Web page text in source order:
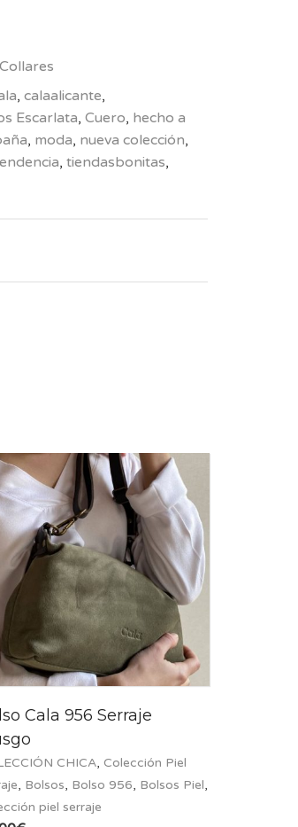
Collares
, calaalicante,
Escarlata, Cuero, hecho a
, moda, nueva colección,
, tiendasbonitas,
Cala 956 Serraje
CHICA, Colección Piel
, Bolsos, Bolso 956, Bolsos Piel,
piel serraje